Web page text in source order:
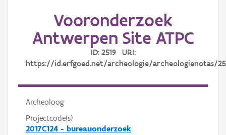
Vooronderzoek
Antwerpen Site ATPC
ID: 2519 URI:
https://id.erfgoed.net/archeologie/archeologienotas/
Archeoloog
Projectcode(s)
2017C124 - bureauonderzoek